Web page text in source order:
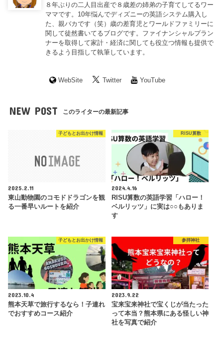
８年ぶりの二人目出産で８歳差の姉弟の子育てしてるワー
ママです。10年悩んでディズニーの英語システム購入し
た、親バカです（笑）歳の差育児とワールドファミリーに
関して徒然書いてるブログです。ファイナンシャルプラン
ナーを取得して家計・経済に関しても役立つ情報も提供で
きるよう目指して執筆しています。
WebSite Twitter YouTube
NEW POST このライターの最新記事
子どもとお出かけ情報
2025.2.11
東山動物園のコモドドラゴンを観
る一番早いルートを紹介
RISU算数
2024.4.16
RISU算数の英語学習「ハロー！
ベルリッツ」に実は○○もありま
す
子どもとお出かけ情報
2023.10.4
熊本天草で旅行するなら！子連れ
でおすすめコース紹介
参拝神社
2023.9.22
宝来宝来神社で宝くじが当たった
って本当？熊本県にある怪しい神
社を写真で紹介